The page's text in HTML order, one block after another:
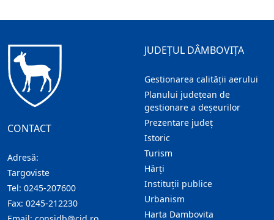
CONTACT
Adresă:
Targoviste
Tel: 0245-207600
Fax: 0245-212230
JUDEȚUL DÂMBOVIȚA
Gestionarea calității aerului
Planului județean de
gestionare a deșeurilor
Prezentare judeţ
Istoric
Turism
Hărţi
Instituţii publice
Urbanism
Harta Dambovita